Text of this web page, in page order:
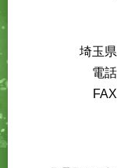
埼玉
電